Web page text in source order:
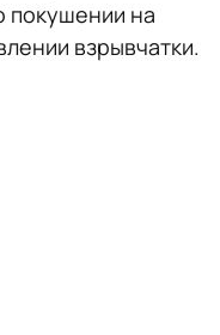
покушении на
взрывчатки.